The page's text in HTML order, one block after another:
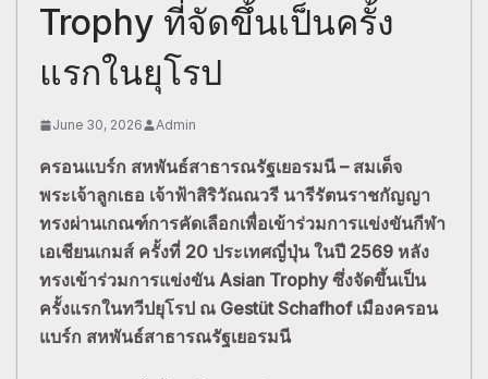
Trophy ที่จัดขึ้นเป็นครั้ง
แรกในยุโรป
June 30, 2026 Admin
ครอนแบร์ก สหพันธ์สาธารณรัฐเยอรมนี – สมเด็จ
พระเจ้าลูกเธอ เจ้าฟ้าสิริวัณณวรี นารีรัตนราชกัญญา
ทรงผ่านเกณฑ์การคัดเลือกเพื่อเข้าร่วมการแข่งขันกีฬา
เอเชียนเกมส์ ครั้งที่ 20 ประเทศญี่ปุ่น ในปี 2569 หลัง
ทรงเข้าร่วมการแข่งขัน Asian Trophy ซึ่งจัดขึ้นเป็น
ครั้งแรกในทวีปยุโรป ณ Gestüt Schafhof เมืองครอน
แบร์ก สหพันธ์สาธารณรัฐเยอรมนี